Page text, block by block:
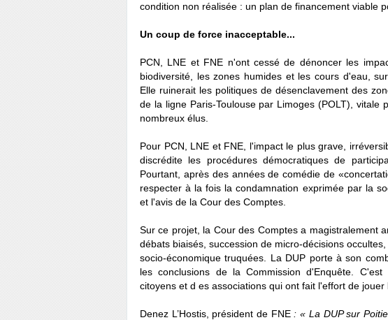
condition non réalisée : un plan de financement viable
Un coup de force inacceptable...
PCN, LNE et FNE n'ont cessé de dénoncer les
biodiversité, les zones humides et les cours d'eau,
Elle ruinerait les politiques de désenclavement des
de la ligne Paris-Toulouse par Limoges (POLT),
nombreux élus.
Pour PCN, LNE et FNE, l'impact le plus grave,
discrédite les procédures démocratiques de
Pourtant, après des années de comédie de
respecter à la fois la condamnation exprimée par la
et l'avis de la Cour des Comptes.
Sur ce projet, la Cour des Comptes a magistralement
débats biaisés, succession de micro-décisions
socio-économique truquées. La DUP porte à son
les conclusions de la Commission d'Enquête.
citoyens et d es associations qui ont fait l'effort de jouer
Denez L’Hostis, président de FNE: « La DUP sur